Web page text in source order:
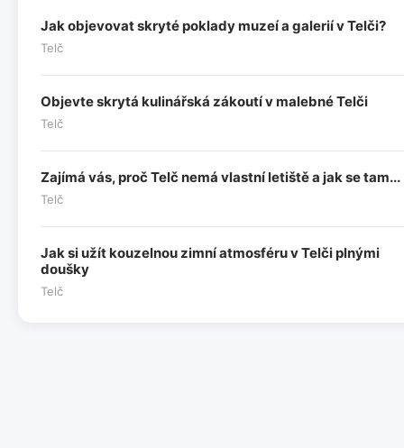
Jak objevovat skryté poklady muzeí a galerií v Telči?
Telč
Objevte skrytá kulinářská zákoutí v malebné Telči
Telč
Zajímá vás, proč Telč nemá vlastní letiště a jak se tam...
Telč
Jak si užít kouzelnou zimní atmosféru v Telči plnými
doušky
Telč